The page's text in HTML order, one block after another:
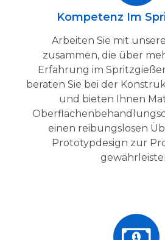
Kompetenz Im
Arbeiten Sie mit
zusammen, die über
Erfahrung im
beraten Sie bei der
und bieten Ihnen
einen reibungslosen
Prototypdesign zur